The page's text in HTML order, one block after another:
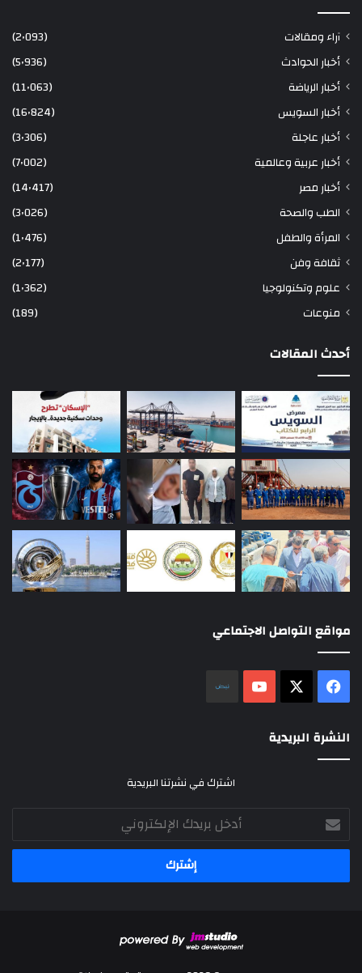
آراء ومقالات
(2٬093)
أخبار الحوادث
(5٬936)
أخبار الرياضة
(11٬063)
أخبار السويس
(16٬824)
أخبار عاجلة
(3٬306)
أخبار عربية وعالمية
(7٬002)
أخبار مصر
(14٬417)
الطب والصحة
(3٬026)
المرأة والطفل
(1٬476)
ثقافة وفن
(2٬177)
علوم وتكنولوجيا
(1٬362)
منوعات
(189)
أحدث المقالات
مواقع التواصل الاجتماعي
فيسبوك ‫YouTube
النشرة البريدية
اشترك في نشرتنا البريدية
أدخل
بريدك
الإلكتروني